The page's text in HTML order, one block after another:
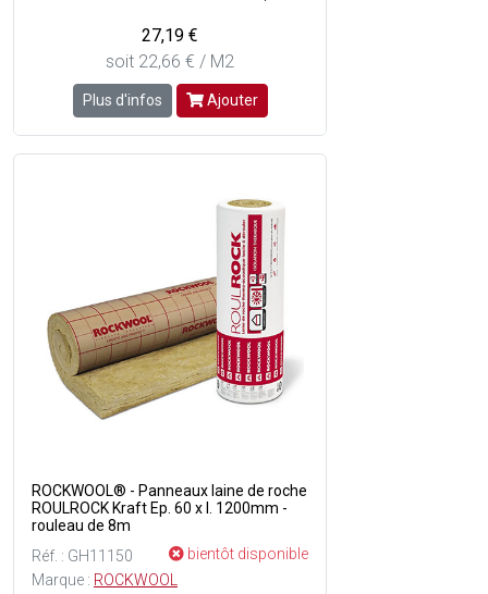
27,19 €
soit 22,66 € / M2
Plus d'infos Ajouter
ROCKWOOL® - Panneaux laine de roche
ROULROCK Kraft Ep. 60 x l. 1200mm -
rouleau de 8m
Réf. : GH11150
bientôt disponible
Marque : ROCKWOOL